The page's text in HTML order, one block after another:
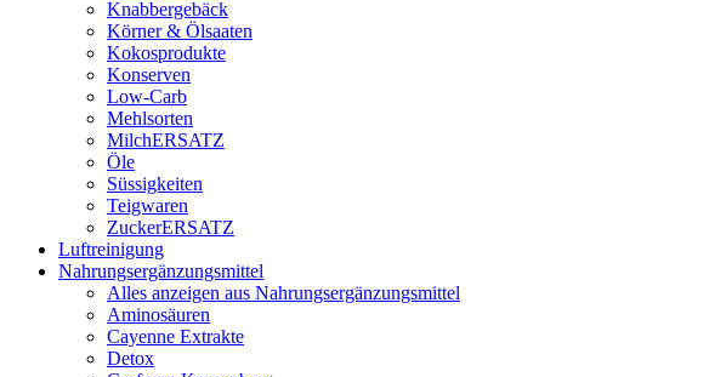
Knabbergebäck
Körner & Ölsaaten
Kokosprodukte
Konserven
Low-Carb
Mehlsorten
MilchERSATZ
Öle
Süssigkeiten
Teigwaren
ZuckerERSATZ
Luftreinigung
Nahrungsergänzungsmittel
Alles anzeigen aus Nahrungsergänzungsmittel
Aminosäuren
Cayenne Extrakte
Detox